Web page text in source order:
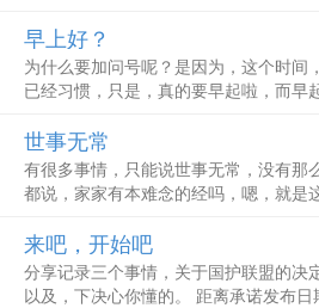
点半了，也不知道做了什么 现在开始，
注明：回忆路 ...
早上好？
为什么要加问号呢？是因为，这个时间
已经习惯，只是，真的要早起啦，而早
让她多睡会，不能被旺旺打搅起来 第三
同上 其四，不...
世事无常
有很多事情，只能说世事无常，没有那
都说，家家有本难念的经吗，嗯，就是
始新的公益项目，恩，是的，没错，是
并不是成功的，但...
来吧，开始吧
分享记录三个事情，关于国护联盟的决
以及，下决心你懂的。 距离承诺发布